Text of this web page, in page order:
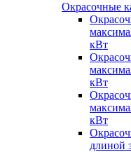
Окрасочные
кВт
кВт
кВт
длиной